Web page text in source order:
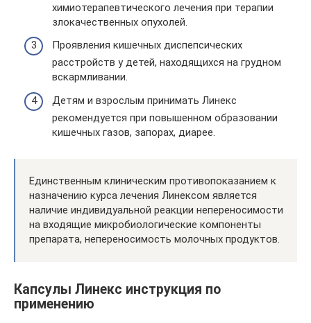
химиотерапевтического лечения при терапии
злокачественных опухолей.
Проявления кишечных диспепсических
расстройств у детей, находящихся на грудном
вскармливании.
Детям и взрослым принимать Линекс
рекомендуется при повышенном образовании
кишечных газов, запорах, диарее.
Единственным клиническим противопоказанием к
назначению курса лечения Линексом является
наличие индивидуальной реакции непереносимости
на входящие микробиологические компоненты
препарата, непереносимость молочных продуктов.
Капсулы Линекс инструкция по
применению